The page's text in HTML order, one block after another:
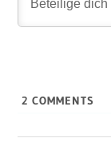
2 COMMENTS